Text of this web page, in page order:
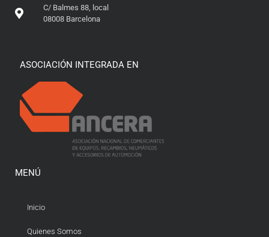
C/ Balmes 88, local
08008 Barcelona
ASOCIACIÓN INTEGRADA EN
MENÚ
Inicio
Quienes Somos